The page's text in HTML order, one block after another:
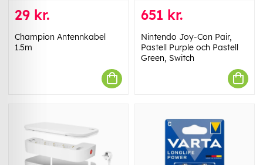
29 kr.
Champion Antennkabel
1.5m
651 kr.
Nintendo Joy-Con Pair,
Pastell Purple och Pastell
Green, Switch